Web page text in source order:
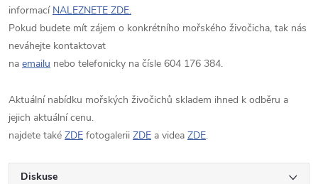
informací NALEZNETE ZDE.
Pokud budete mít zájem o konkrétního mořského živočicha, tak nás
neváhejte kontaktovat
na emailu nebo telefonicky na čísle 604 176 384.
Aktuální nabídku mořských živočichů skladem ihned k odběru a
jejich aktuální cenu.
najdete také ZDE fotogalerii ZDE a videa ZDE.
Diskuse